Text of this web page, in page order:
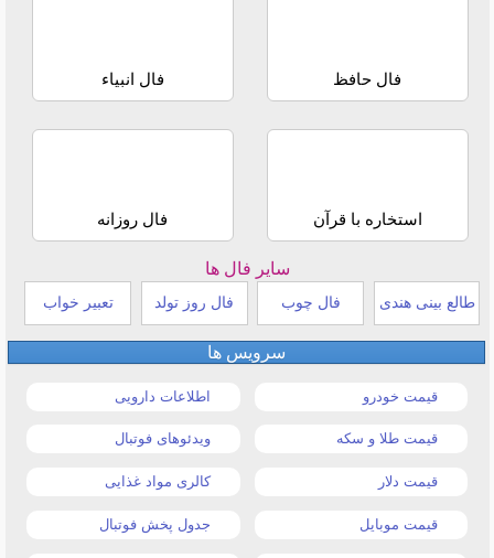
فال حافظ فال انبیاء
استخاره با قرآن فال روزانه
سایر فال ها
طالع بینی هندی فال چوب فال روز تولد تعبیر خواب
سرویس ها
قیمت خودرو اطلاعات دارویی
قیمت طلا و سکه ویدئوهای فوتبال
قیمت دلار کالری مواد غذایی
قیمت موبایل جدول پخش فوتبال